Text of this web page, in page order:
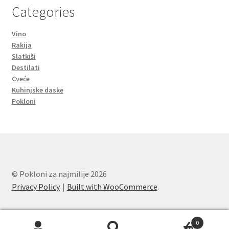
Categories
Vino
Rakija
Slatkiši
Destilati
Cveće
Kuhinjske daske
Pokloni
© Pokloni za najmilije 2026
Privacy Policy
Built with WooCommerce.
0